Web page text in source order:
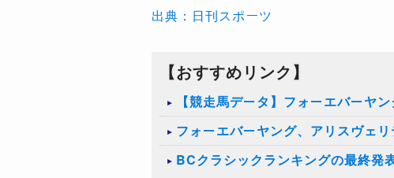
出典：日刊スポーツ
【おすすめリンク】
【競走馬データ】フォーエバーヤ
フォーエバーヤング、アリスヴェ
BCクラシックランキングの最終発